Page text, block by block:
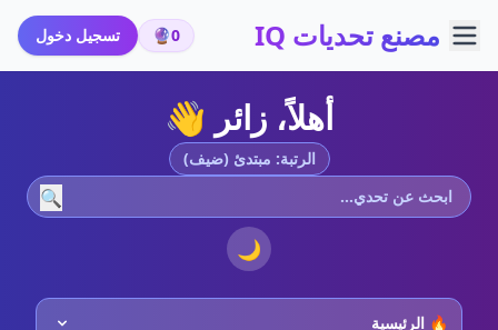
مصنع تحديات IQ 0
🔮 تسجيل دخول
أهلاً، زائر 👋
الرتبة: مبتدئ (ضيف)
🔍
🌙